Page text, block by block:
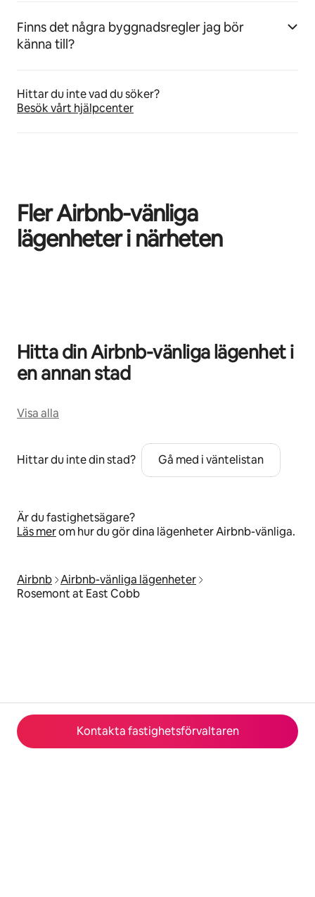
Kontakta fastighetsförvaltaren
Finns det några byggnadsregler jag bör
känna till?
Hittar du inte vad du söker?
Besök vårt hjälpcenter
Fler Airbnb-vänliga
lägenheter i närheten
Hitta din Airbnb-vänliga lägenhet i
en annan stad
Visa alla
Hittar du inte din stad? Gå med i väntelistan
Är du fastighetsägare?
Läs merom hur du gör dina lägenheter Airbnb-vänliga.
Airbnb Airbnb-vänliga lägenheter
Rosemont at East Cobb